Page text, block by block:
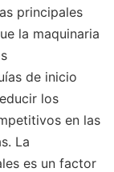
principales
la maquinaria
de inicio
los
en las
La
es un factor